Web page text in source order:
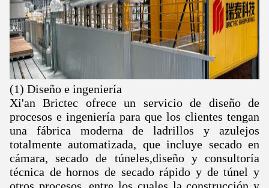
(1) Diseño e ingeniería
Xi'an Brictec ofrece un servicio de diseño de
procesos e ingeniería para que los clientes tengan
una fábrica moderna de ladrillos y azulejos
totalmente automatizada, que incluye secado en
cámara, secado de túneles,diseño y consultoría
técnica de hornos de secado rápido y de túnel y